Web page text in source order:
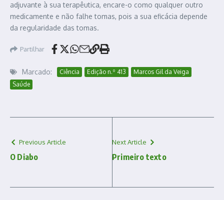
adjuvante à sua terapêutica, encare-o como qualquer outro
medicamente e não falhe tomas, pois a sua eficácia depende
da regularidade das tomas.
Partilhar
Marcado: Ciência Edição n.º 413
Marcos Gil da Veiga
Saúde
Previous Article
O Diabo
Next Article
Primeiro texto